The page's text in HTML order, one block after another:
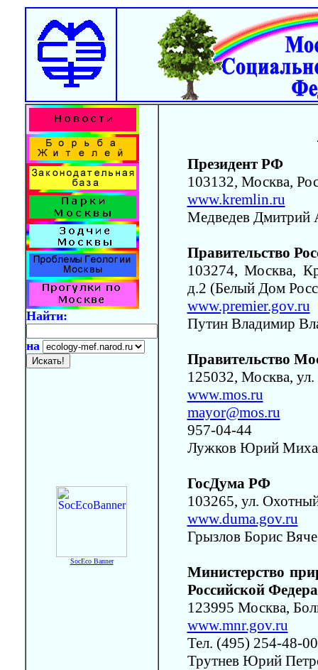
Найти:
на
SocEco Banner
Президент РФ
103132, Москва,
www.kremlin.ru
Медведев Дмитрий
Правительство
103274, Москва,
д.2 (Белый Дом
www.premier.gov.ru
Путин Владимир
Правительство
125032, Москва, ул.
www.mos.ru
mayor@mos.ru
957-04-44
Лужков Юрий
ГосДума РФ
103265, ул.
www.duma.gov.ru
Грызлов Борис
Министерство
Российской
123995 Москва,
www.mnr.gov.ru
Тел. (495) 254-48-00
Трутнев Юрий